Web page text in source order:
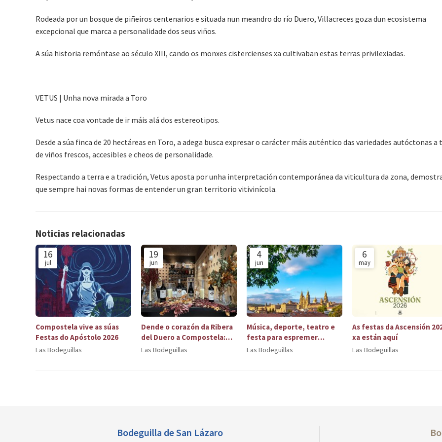
Rodeada por un bosque de piñeiros centenarios e situada nun meandro do río Duero, Villacreces goza dun ecosistema
excepcional que marca a personalidade dos seus viños.
A súa historia remóntase ao século XIII, cando os monxes cistercienses xa cultivaban estas terras privilexiadas.
VETUS | Unha nova mirada a Toro
Vetus nace coa vontade de ir máis alá dos estereotipos.
Desde a súa finca de 20 hectáreas en Toro, a adega busca expresar o carácter máis auténtico das variedades autóctonas a
de viños frescos, accesibles e cheos de personalidade.
Respectando a terra e a tradición, Vetus aposta por unha interpretación contemporánea da viticultura da zona,
que sempre hai novas formas de entender un gran territorio vitivinícola.
Noticias relacionadas
16
jul
Compostela vive as súas
Festas do Apóstolo 2026
Las Bodeguillas
19
jun
Dende o corazón da Ribera
del Duero a Compostela:
Bodegas Cruz de Alba
Las Bodeguillas
4
jun
Música, deporte, teatro e
festa para espremer
Compostela en xuño
Las Bodeguillas
6
may
As festas da Ascensión
xa están aquí
Las Bodeguillas
Bodeguilla deSan Lázaro